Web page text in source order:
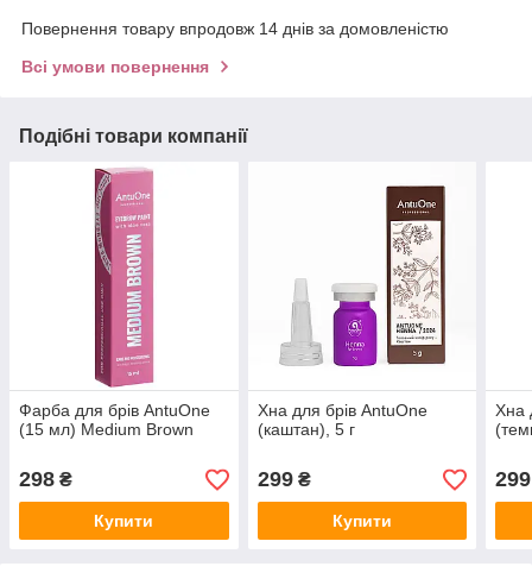
Повернення товару впродовж 14 днів за домовленістю
Всі умови повернення
Подібні товари компанії
Фарба для брів AntuOne
(15 мл) Medium Brown
298 ₴
Купити
Хна для брів AntuOne
(каштан), 5 г
299₴
Купити
Хна
299